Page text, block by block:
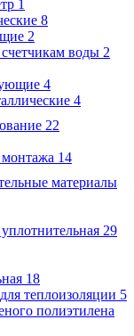
1
8
2
воды 2
4
4
22
14
материалы
29
18
теплоизоляции 5
полиэтилена